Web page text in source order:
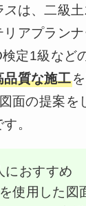
スは、二級
アプラン
定1級など
品質な施工
面の提案を
。
におすすめ
使用した図